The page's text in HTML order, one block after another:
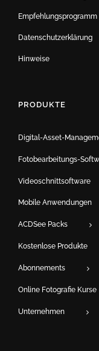
Empfehlungsprogramm
Datenschutzerklärung
Hinweise
PRODUKTE
Digital-Asset-
Fotobearbeitungs-
Videoschnittsoftware
Mobile Anwendungen
ACDSee Packs
Kostenlose Produkte
Abonnements
Online Fotografie Kurse
Unternehmen